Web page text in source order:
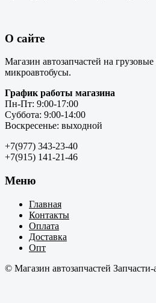
О сайте
Магазин автозапчастей на
микроавтобусы.
График работы магазина
Пн-Пт: 9:00-17:00
Суббота: 9:00-14:00
Воскресенье: выходной
+7(977) 343-23-40
+7(915) 141-21-46
Меню
Главная
Контакты
Оплата
Доставка
Опт
© Магазин автозапчастей